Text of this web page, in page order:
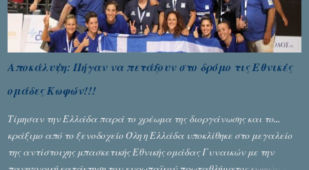
Αποκάλυψη: Πήγαν να πετάξουν στο δρόμο τις Εθνικές
ομάδες Κωφών!!!
Τίμησαν την Ελλάδα παρά το χρέωμα της διοργάνωσης και το...
κράξιμο από το ξενοδοχείο Όλη η Ελλάδα υποκλίθηκε στο μεγαλείο
της αντίστοιχης μπασκετικής Εθνικής ομάδας Γυναικών με την